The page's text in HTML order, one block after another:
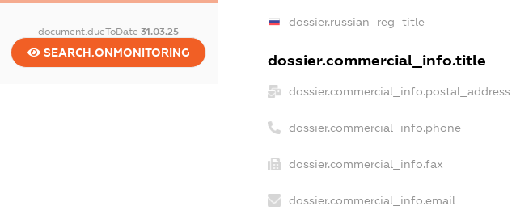
document.dueToDate31.03.25
SEARCH.ONMONITORING
dossier.russian_reg_title
dossier.commercial_info.title
dossier.commercial_info.postal_address
dossier.commercial_info.phone
dossier.commercial_info.fax
dossier.commercial_info.email